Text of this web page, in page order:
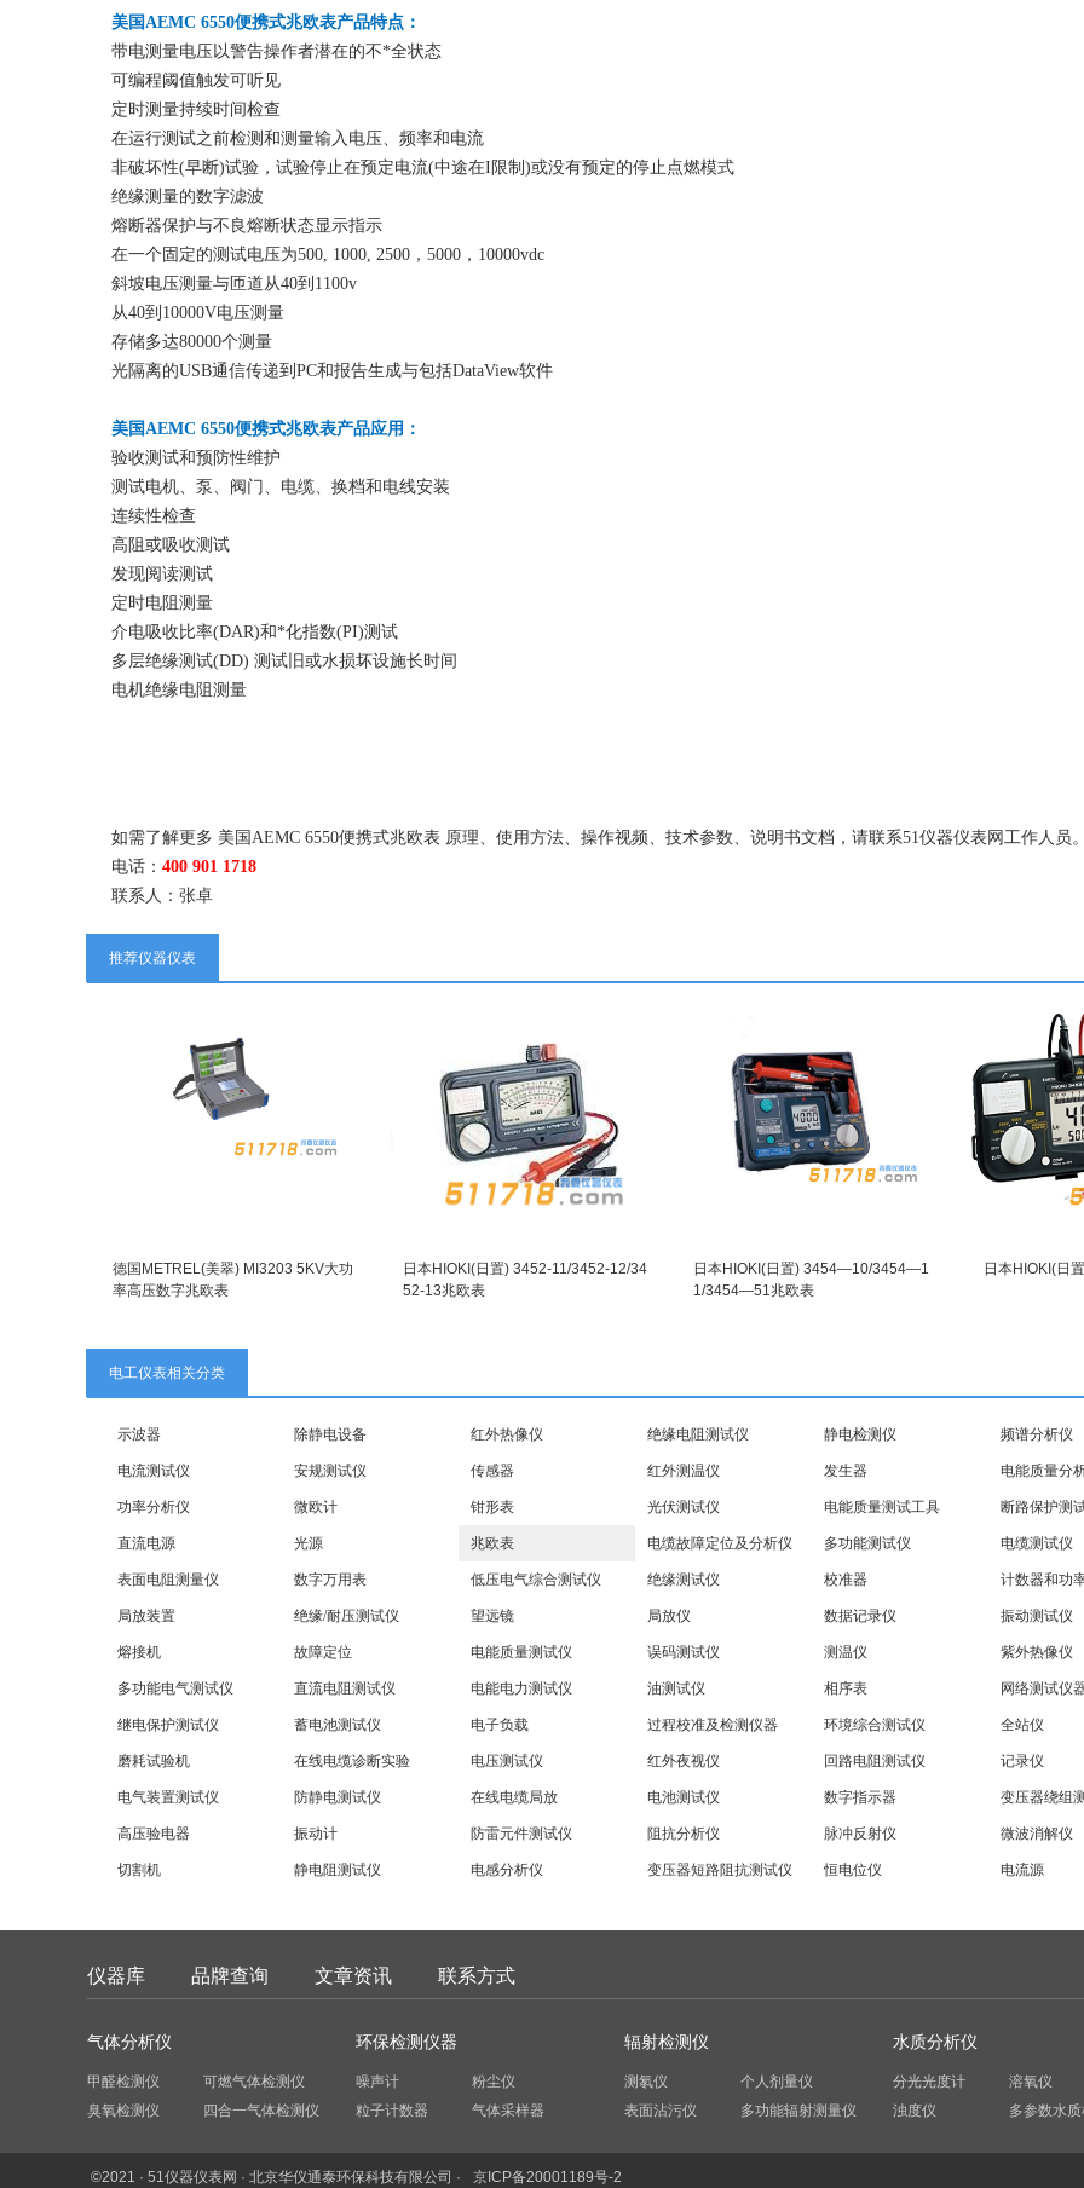
美国AEMC 6550便携式兆欧表产品特点：
带电测量电压以警告操作者潜在的不*全状态
可编程阈值触发可听见
定时测量持续时间检查
在运行测试之前检测和测量输入电压、频率和电流
非破坏性(早断)试验，试验停止在预定电流(中途在I限制)或没有预定的停止点燃模式
绝缘测量的数字滤波
熔断器保护与不良熔断状态显示指示
在一个固定的测试电压为500, 1000, 2500，5000，10000vdc
斜坡电压测量与匝道从40到1100v
从40到10000V电压测量
存储多达80000个测量
光隔离的USB通信传递到PC和报告生成与包括DataView软件
美国AEMC 6550便携式兆欧表产品应用：
验收测试和预防性维护
测试电机、泵、阀门、电缆、换档和电线安装
连续性检查
高阻或吸收测试
发现阅读测试
定时电阻测量
介电吸收比率(DAR)和*化指数(PI)测试
多层绝缘测试(DD) 测试旧或水损坏设施长时间
电机绝缘电阻测量
如需了解更多 美国AEMC 6550便携式兆欧表 原理、使用方法、操作视频、技术参数、说明书文档，请联系51仪器仪表网工作人员
电话： 400 901 1718
联系人：张卓
推荐仪器仪表
德国METREL(美翠) MI3203 5KV大功
率高压数字兆欧表
日本HIOKI(日置) 3452-11/3452-12/34
52-13兆欧表
日本HIOKI(日置) 3454—10/3454—1
1/3454—51兆欧表
日本HIOKI(日
电工仪表相关分类
示波器 除静电设备 红外热像仪 绝缘电阻测试仪 静电检测仪 频谱分析仪
电流测试仪 安规测试仪 传感器 红外测温仪 发生器 电能质量分
功率分析仪 微欧计 钳形表 光伏测试仪 电能质量测试工具 断路保护测
直流电源 光源 兆欧表 电缆故障定位及分析仪 多功能测试仪 电缆测试仪
表面电阻测量仪 数字万用表 低压电气综合测试仪 绝缘测试仪 校准器 计数器和功
局放装置 绝缘/耐压测试仪 望远镜 局放仪 数据记录仪 振动测试仪
熔接机 故障定位 电能质量测试仪 误码测试仪 测温仪 紫外热像仪
多功能电气测试仪 直流电阻测试仪 电能电力测试仪 油测试仪 相序表 网络测试仪
继电保护测试仪 蓄电池测试仪 电子负载 过程校准及检测仪器 环境综合测试仪 全站仪
磨耗试验机 在线电缆诊断实验 电压测试仪 红外夜视仪 回路电阻测试仪 记录仪
电气装置测试仪 防静电测试仪 在线电缆局放 电池测试仪 数字指示器 变压器绕组
高压验电器 振动计 防雷元件测试仪 阻抗分析仪 脉冲反射仪 微波消解仪
切割机 静电阻测试仪 电感分析仪 变压器短路阻抗测试仪 恒电位仪 电流源
仪器库 品牌查询 文章资讯 联系方式
气体分析仪
甲醛检测仪
可燃气体检测仪
臭氧检测仪
四合一气体检测仪
环保检测仪器
噪声计
粉尘仪
粒子计数器
气体采样器
辐射检测仪
测氡仪
个人剂量仪
表面沾污仪
多功能辐射测量仪
水质分析仪
分光光度计
溶氧仪
浊度仪
多参数水
©2021 · 51仪器仪表网 · 北京华仪通泰环保科技有限公司 · 京ICP备20001189号-2